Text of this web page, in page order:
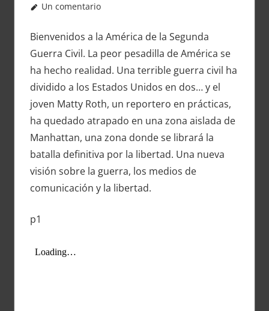
Un comentario
Bienvenidos a la América de la Segunda
Guerra Civil. La peor pesadilla de América se
ha hecho realidad. Una terrible guerra civil ha
dividido a los Estados Unidos en dos… y el
joven Matty Roth, un reportero en prácticas,
ha quedado atrapado en una zona aislada de
Manhattan, una zona donde se librará la
batalla definitiva por la libertad. Una nueva
visión sobre la guerra, los medios de
comunicación y la libertad.
p1